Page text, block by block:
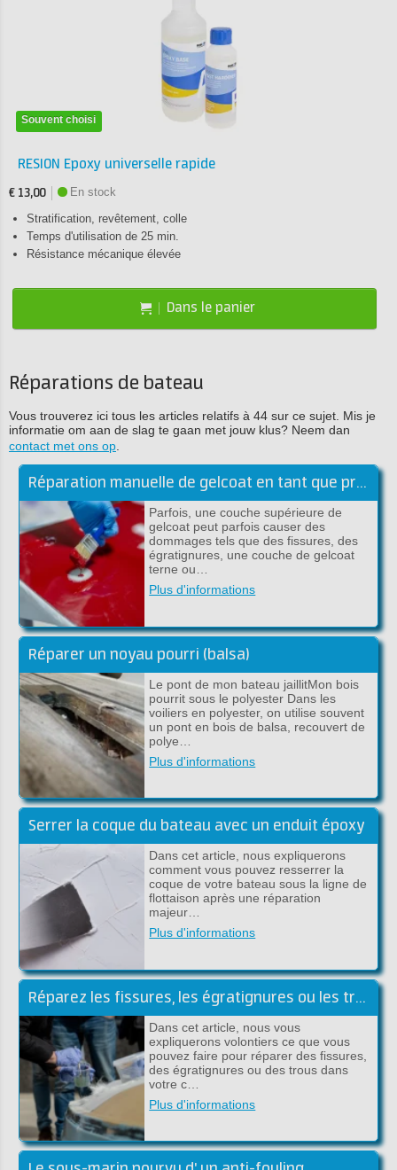
Souvent choisi
RESION Epoxy universelle rapide
€ 13,00
En stock
Stratification, revêtement, colle
Temps d'utilisation de 25 min.
Résistance mécanique élevée
Dans le panier
Réparations de bateau
Vous trouverez ici tous les articles relatifs à 44 sur ce sujet. Mis je
informatie om aan de slag te gaan met jouw klus? Neem dan
contact met ons op
Réparation manuelle de gelcoat en tant que professionnel!
Parfois, une couche supérieure de
gelcoat peut parfois causer des
dommages tels que des fissures, des
égratignures, une couche de gelcoat
terne ou…
Plus d'informations
Réparer un noyau pourri (balsa)
Le pont de mon bateau jaillitMon bois
pourrit sous le polyester Dans les
voiliers en polyester, on utilise souvent
un pont en bois de balsa, recouvert de
polye…
Plus d'informations
Serrer la coque du bateau avec un enduit époxy
Dans cet article, nous expliquerons
comment vous pouvez resserrer la
coque de votre bateau sous la ligne de
flottaison après une réparation
majeur…
Plus d'informations
Réparez les fissures, les égratignures ou les trous sous la ligne de flottaison
Dans cet article, nous vous
expliquerons volontiers ce que vous
pouvez faire pour réparer des fissures,
des égratignures ou des trous dans
votre c…
Plus d'informations